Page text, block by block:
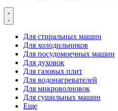
Для стиральных машин
Для холодильников
Для посудомоечных машин
Для духовок
Для газовых плит
Для водонагревателей
Для микроволновок
Для сушильных машин
Еще